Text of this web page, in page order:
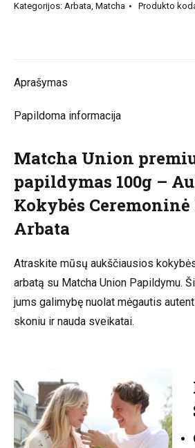
Union
Kategorijos: Arbata, Matcha Produkto
Aprašymas
Papildoma informacija
Matcha Union
papildymas 100g –
Kokybės
Arbata
Atraskite mūsų aukščiausios
arbatą su Matcha Union Papildymu.
jums galimybę nuolat mėgautis
skoniu ir nauda sveikatai.